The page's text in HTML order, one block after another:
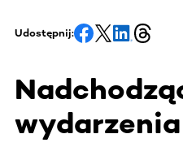
Udostępnij:
wydarzenia